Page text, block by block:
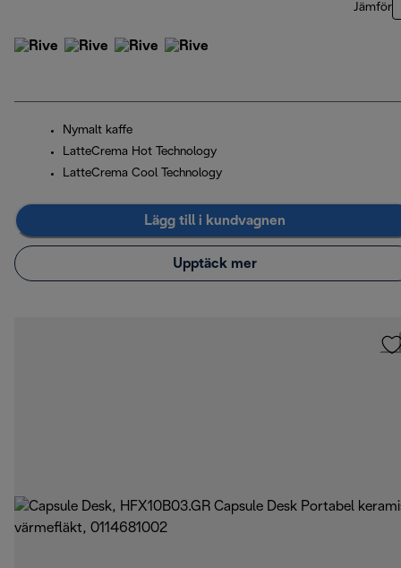
Jämför
Nymalt kaffe
LatteCrema Hot Technology
LatteCrema Cool Technology
Lägg till i kundvagnen
Upptäck mer